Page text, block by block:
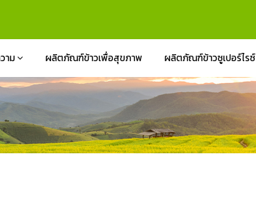
าม ผลิตภัณฑ์ข้าวเพื่อสุขภาพ ผลิตภัณฑ์ข้าวซูเปอร์ไรซ์